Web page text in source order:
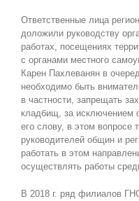
Ответственные лица
доложили руководству
работах, посещениях
с органами местного
Карен Пахлеванян в
необходимо быть
в частности, запрещать
кладбищ, за исключением
его слову, в этом вопросе
руководителей общин и
работать в этом
осуществлять работы
В 2018 г. ряд филиалов